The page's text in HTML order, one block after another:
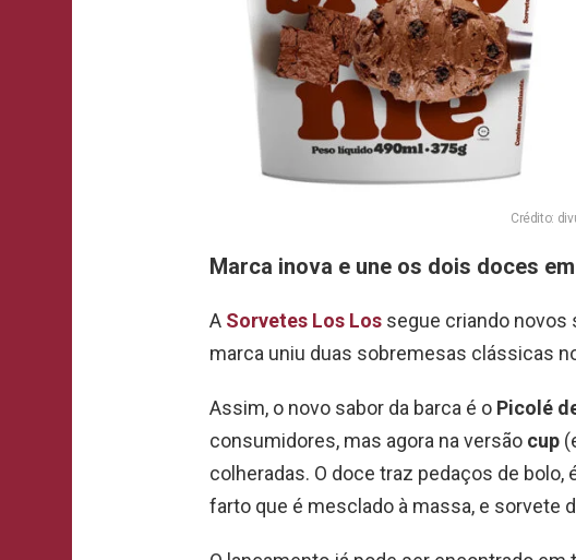
Crédito:
Marca inova e une os dois doces
A Sorvetes Los Los segue criando novos
marca uniu duas sobremesas clássicas
Assim, o novo sabor da barca é o Picolé
consumidores, mas agora na versão cup
colheradas. O doce traz pedaços de
farto que é mesclado à massa, e sorvete